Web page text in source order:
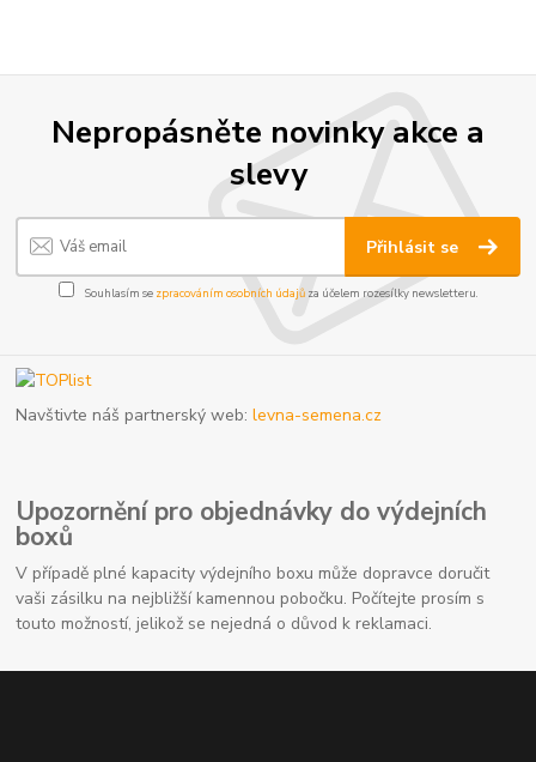
Nepropásněte novinky akce a
slevy
Přihlásit se
Souhlasím se zpracováním osobních údajůza účelem rozesílky newsletteru.
Navštivte náš partnerský web:levna-semena.cz
Upozornění pro objednávky do výdejních
boxů
V případě plné kapacity výdejního boxu může dopravce doručit
vaši zásilku na nejbližší kamennou pobočku. Počítejte prosím s
touto možností, jelikož se nejedná o důvod k reklamaci.